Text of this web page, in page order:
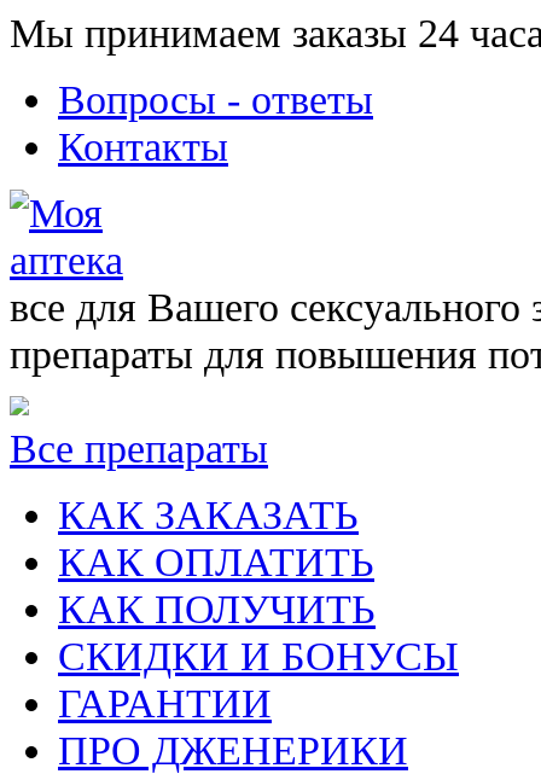
Мы принимаем заказы 24
Вопросы - ответы
Контакты
все для Вашего сексуального
препараты для повышения
Все препараты
КАК ЗАКАЗАТЬ
КАК ОПЛАТИТЬ
КАК ПОЛУЧИТЬ
СКИДКИ И БОНУСЫ
ГАРАНТИИ
ПРО ДЖЕНЕРИКИ